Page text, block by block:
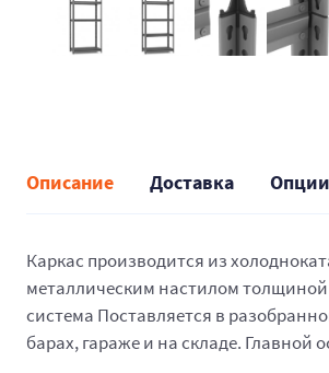
Описание Доставка Опции
Каркас производится из
металлическим настилом толщиной
система Поставляется в
барах, гараже и на складе.